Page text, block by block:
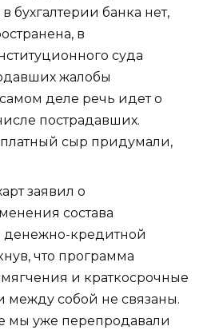
бухгалтерии банка нет,
в
суда
жалобы
деле речь идет о
пострадавших.
сыр придумали,
заявил о
состава
денежно-кредитной
что программа
и краткосрочные
между собой не связаны.
мы уже перепродавали